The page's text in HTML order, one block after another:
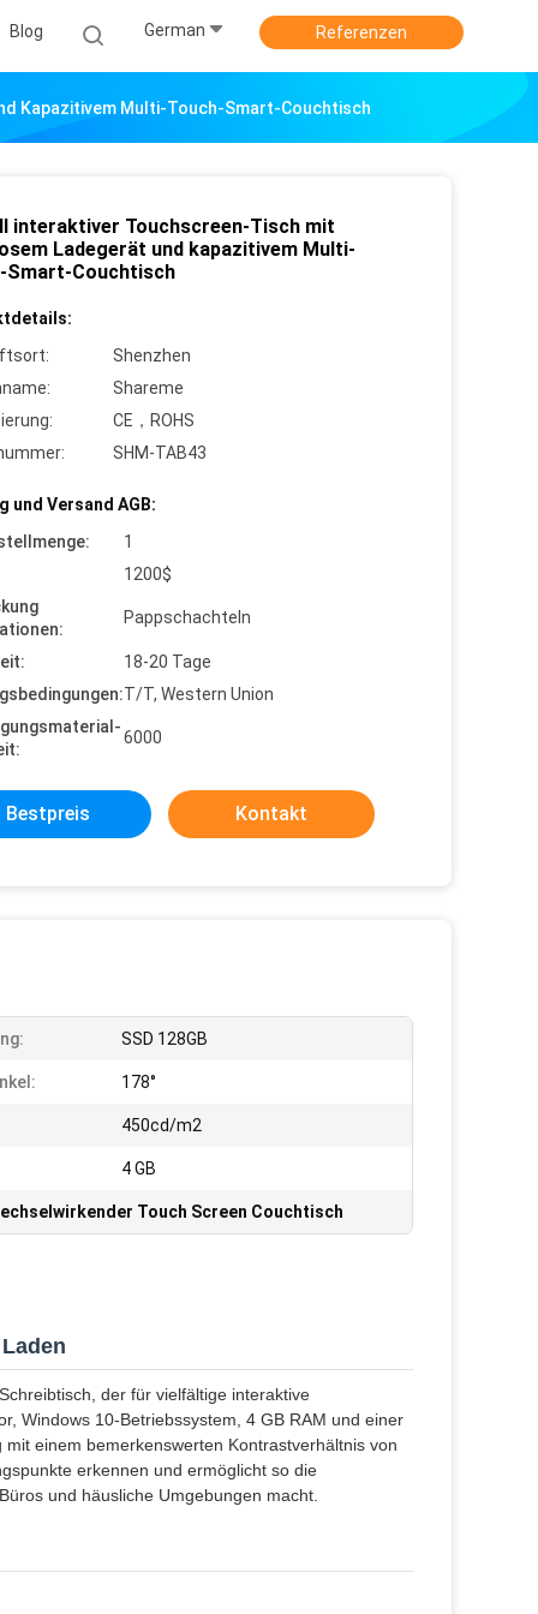
Blog German Referenzen
Kapazitivem Multi-Touch-Smart-Couchtisch
interaktiver Touchscreen-Tisch mit
Ladegerät und kapazitivem Multi-
Smart-Couchtisch
Shenzhen
Shareme
CE，ROHS
SHM-TAB43
und Versand AGB:
1
1200$
Pappschachteln
18-20 Tage
T/T, Western Union
6000
Bestpreis Kontakt
SSD 128GB
178°
450cd/m2
4 GB
Touch Screen Couchtisch
der für vielfältige interaktive
Windows 10-Betriebssystem, 4 GB RAM und einer
einem bemerkenswerten Kontrastverhältnis von
erkennen und ermöglicht so die
und häusliche Umgebungen macht.